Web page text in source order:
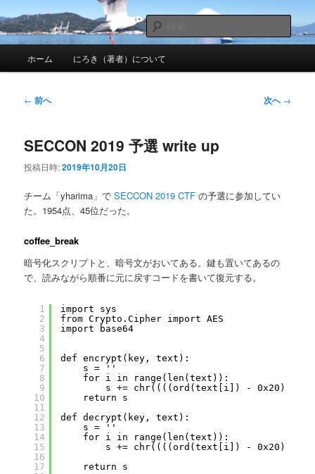
イ
ン
にろきのメモ帳
nhirokinet's notes
索
ホーム にろき（著者）について
投
ビ
ー
ョ
ン
← 前へ 次へ→
SECCON 2019 予選 write up
投稿日時:2019年10月20日
チーム「yharima」でSECCON 2019 CTF の予選に参加してい
た。1954点、45位だった。
coffee_break
暗号化スクリプトと、暗号文がおいてある。鍵も置いてあるの
で、読みながら順番に元に戻すコードを書いて復元する。
1
2
3
4
5
6
7
8
9
10
11
12
13
14
15
16
17
import sys
from Crypto.Cipher import AES
import base64
def encrypt(key, text):
s = ''
for i in range(len(text)):
s += chr((((ord(text[i]) - 0x20) +
return s
def decrypt(key, text):
s = ''
for i in range(len(text)):
s += chr((((ord(text[i]) - 0x20) -
return s